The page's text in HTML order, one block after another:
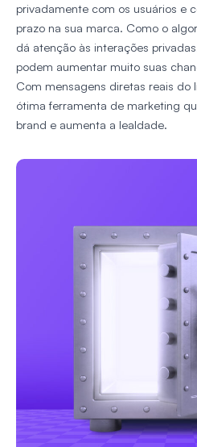
privadamente com os usuários e
prazo na sua marca. Como o
dá atenção às interações
podem aumentar muito suas
Com mensagens diretas reais do
ótima ferramenta de marketing
brand e aumenta a lealdade.